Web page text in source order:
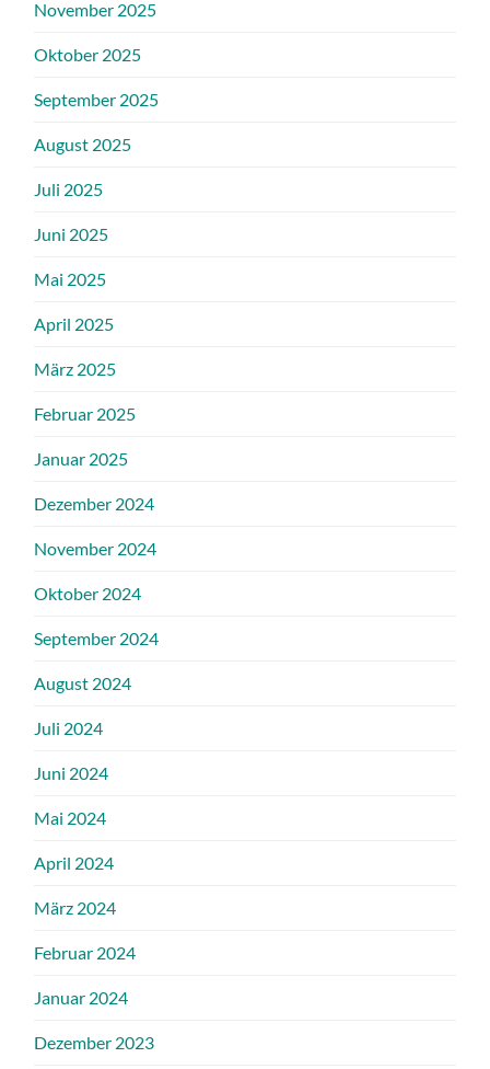
November 2025
Oktober 2025
September 2025
August 2025
Juli 2025
Juni 2025
Mai 2025
April 2025
März 2025
Februar 2025
Januar 2025
Dezember 2024
November 2024
Oktober 2024
September 2024
August 2024
Juli 2024
Juni 2024
Mai 2024
April 2024
März 2024
Februar 2024
Januar 2024
Dezember 2023